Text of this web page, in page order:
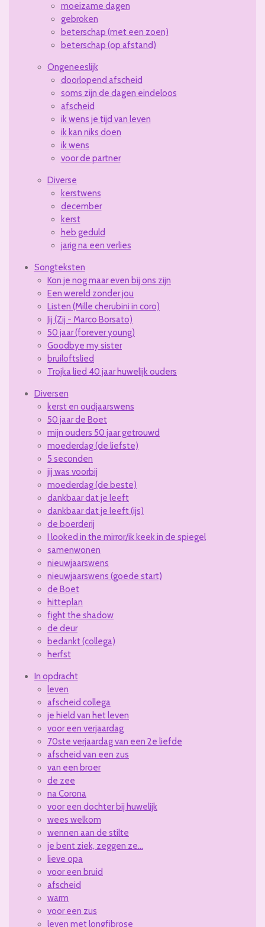
moeizame dagen
gebroken
beterschap (met een zoen)
beterschap (op afstand)
Ongeneeslijk
doorlopend afscheid
soms zijn de dagen eindeloos
afscheid
ik wens je tijd van leven
ik kan niks doen
ik wens
voor de partner
Diverse
kerstwens
december
kerst
heb geduld
jarig na een verlies
Songteksten
Kon je nog maar even bij ons zijn
Een wereld zonder jou
Listen (Mille cherubini in coro)
Jij (Zij - Marco Borsato)
50 jaar (forever young)
Goodbye my sister
bruiloftslied
Trojka lied 40 jaar huwelijk ouders
Diversen
kerst en oudjaarswens
50 jaar de Boet
mijn ouders 50 jaar getrouwd
moederdag (de liefste)
5 seconden
jij was voorbij
moederdag (de beste)
dankbaar dat je leeft
dankbaar dat je leeft (ijs)
de boerderij
I looked in the mirror/ik keek in de spiegel
samenwonen
nieuwjaarswens
nieuwjaarswens (goede start)
de Boet
hitteplan
fight the shadow
de deur
bedankt (collega)
herfst
In opdracht
leven
afscheid collega
je hield van het leven
voor een verjaardag
70ste verjaardag van een 2e liefde
afscheid van een zus
van een broer
de zee
na Corona
voor een dochter bij huwelijk
wees welkom
wennen aan de stilte
je bent ziek, zeggen ze...
lieve opa
voor een bruid
afscheid
warm
voor een zus
leven met longfibrose